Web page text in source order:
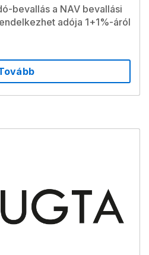
bevallás a NAV bevallási
adója 1+1%-áról